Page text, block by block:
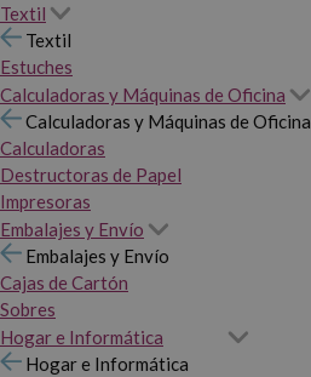
Textil
Textil
Estuches
Calculadoras y Máquinas de Oficina
Calculadoras y Máquinas de Oficina
Calculadoras
Destructoras de Papel
Impresoras
Embalajes y Envío
Embalajes y Envío
Cajas de Cartón
Sobres
Hogar e Informática
Hogar e Informática